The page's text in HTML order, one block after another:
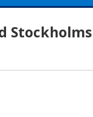
Stockholms